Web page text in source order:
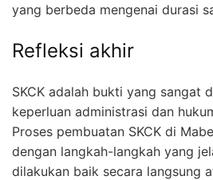
yang berbeda mengenai durasi
Refleksi akhir
SKCK adalah bukti yang sangat
keperluan administrasi dan
Proses pembuatan SKCK di
dengan langkah-langkah yang
dilakukan baik secara langsung